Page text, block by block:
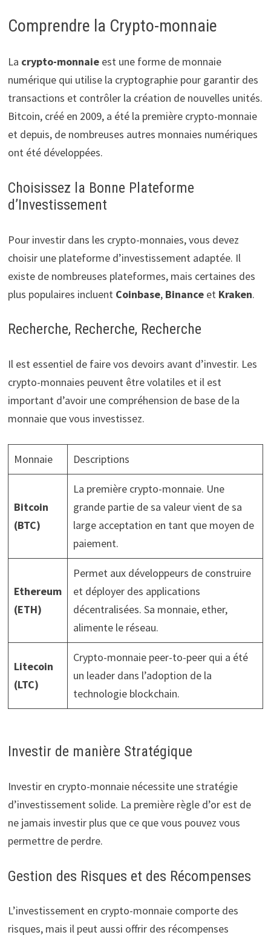
Comprendre la Crypto-monnaie
La crypto-monnaieest une forme de monnaie
numérique qui utilise la cryptographie pour garantir des
transactions et contrôler la création de nouvelles unités.
Bitcoin, créé en 2009, a été la première crypto-monnaie
et depuis, de nombreuses autres monnaies numériques
ont été développées.
Choisissez la Bonne Plateforme
d’Investissement
Pour investir dans les crypto-monnaies, vous devez
choisir une plateforme d’investissement adaptée. Il
existe de nombreuses plateformes, mais certaines des
plus populaires incluent Coinbase, Binanceet Kraken.
Recherche, Recherche, Recherche
Il est essentiel de faire vos devoirs avant d’investir. Les
crypto-monnaies peuvent être volatiles et il est
important d’avoir une compréhension de base de la
monnaie que vous investissez.
Monnaie Descriptions
Bitcoin
(BTC)
La première crypto-monnaie. Une
grande partie de sa valeur vient de sa
large acceptation en tant que moyen de
paiement.
Ethereum
(ETH)
Permet aux développeurs de construire
et déployer des applications
décentralisées. Sa monnaie, ether,
alimente le réseau.
Litecoin
(LTC)
Crypto-monnaie peer-to-peer qui a été
un leader dans l’adoption de la
technologie blockchain.
Investir de manière Stratégique
Investir en crypto-monnaie nécessite une stratégie
d’investissement solide. La première règle d’or est de
ne jamais investir plus que ce que vous pouvez vous
permettre de perdre.
Gestion des Risques et des Récompenses
L’investissement en crypto-monnaie comporte des
risques, mais il peut aussi offrir des récompenses